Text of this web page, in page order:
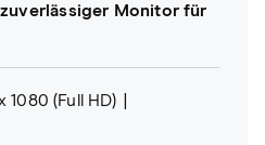
Monitor für
1080 (Full HD)